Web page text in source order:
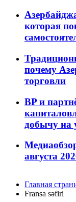
которая
почему
торговли
BP и
добычу на
августа
Главная
Fransa səfiri